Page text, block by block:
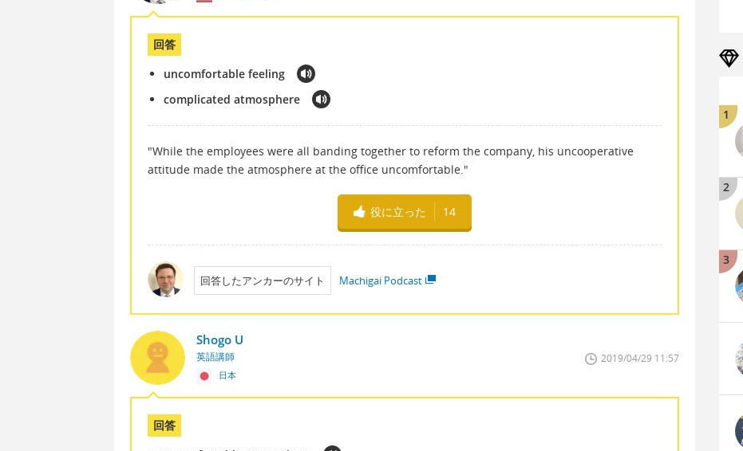
回答
uncomfortable feeling
complicated atmosphere
"While the employees were all banding together to reform the company, his uncooperative
attitude made the atmosphere at the office uncomfortable."
役に立った 14
回答したアンカーのサイト Machigai Podcast
Shogo U
英語講師
日本
2019/04/29 11:57
回答
1
2
3